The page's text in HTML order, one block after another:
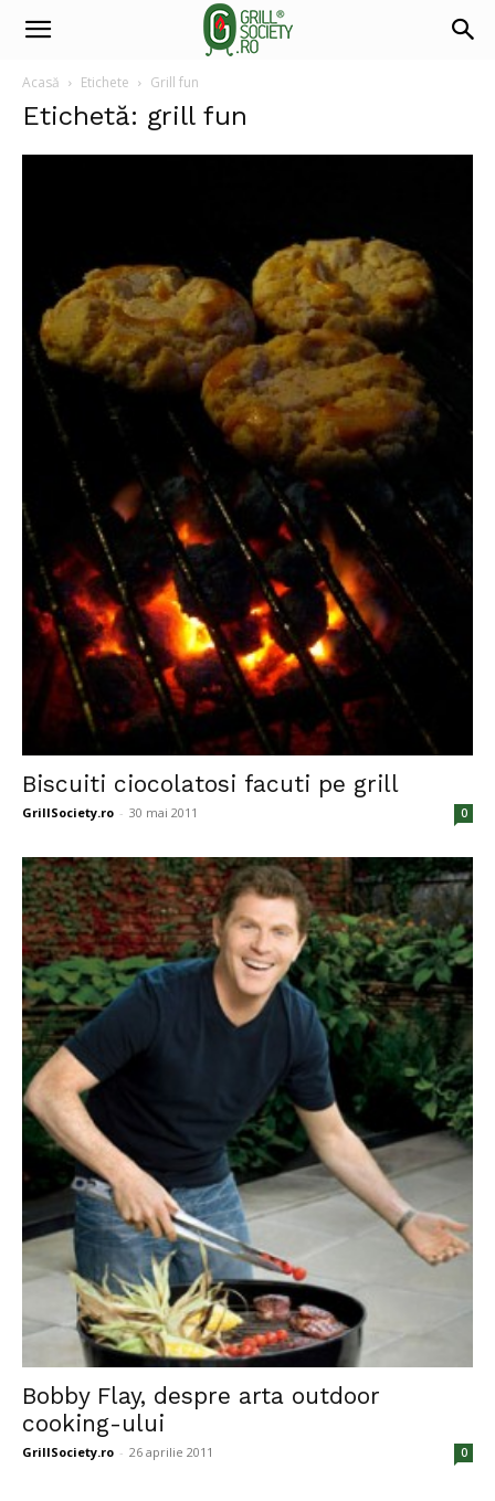
Acasă Etichete Grill fun
Etichetă: grill fun
Biscuiti ciocolatosi facuti pe grill
GrillSociety.ro - 30 mai 2011 0
Bobby Flay, despre arta outdoor
cooking-ului
GrillSociety.ro - 26 aprilie 2011 0